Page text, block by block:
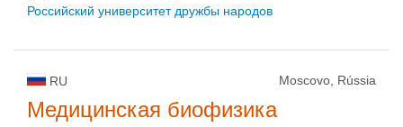
Российский университет дружбы народов
RU Moscovo, Rússia
Медицинская биофизика